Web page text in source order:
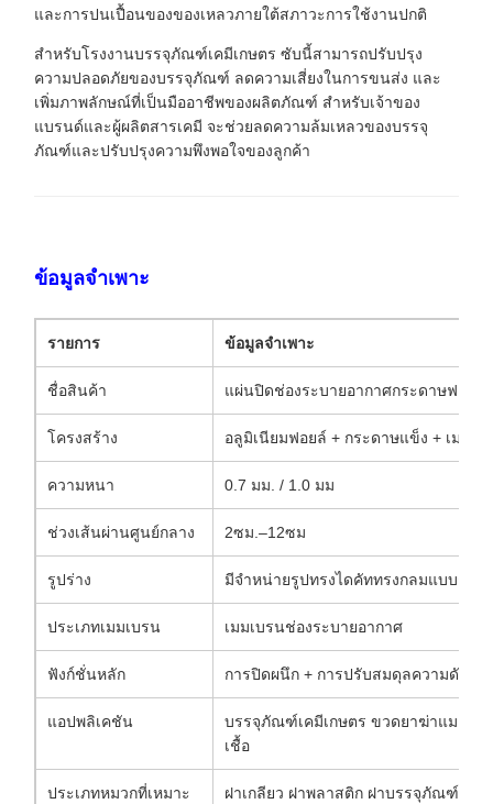
และการปนเปื้อนของของเหลวภายใต้สภาวะการใช้งานปกติ
สำหรับโรงงานบรรจุภัณฑ์เคมีเกษตร ซับนี้สามารถปรับปรุง
ความปลอดภัยของบรรจุภัณฑ์ ลดความเสี่ยงในการขนส่ง และ
เพิ่มภาพลักษณ์ที่เป็นมืออาชีพของผลิตภัณฑ์ สำหรับเจ้าของ
แบรนด์และผู้ผลิตสารเคมี จะช่วยลดความล้มเหลวของบรรจุ
ภัณฑ์และปรับปรุงความพึงพอใจของลูกค้า
ข้อมูลจำเพาะ
รายการ ข้อมูลจำเพาะ
ชื่อสินค้า แผ่นปิดช่องระบายอากาศกระดาษฟอย
โครงสร้าง อลูมิเนียมฟอยล์ + กระดาษแข็ง + เมมเ
ความหนา 0.7 มม. / 1.0 มม
ช่วงเส้นผ่านศูนย์กลาง 2ซม.–12ซม
รูปร่าง มีจำหน่ายรูปทรงไดคัททรงกลมแบบกำห
ประเภทเมมเบรน เมมเบรนช่องระบายอากาศ
ฟังก์ชั่นหลัก การปิดผนึก + การปรับสมดุลความดัน +
แอปพลิเคชัน
บรรจุภัณฑ์เคมีเกษตร ขวดยาฆ่าแมลง
เชื้อ
ประเภทหมวกที่เหมาะ
ฝาเกลียว ฝาพลาสติก ฝาบรรจุภัณฑ์เคมี